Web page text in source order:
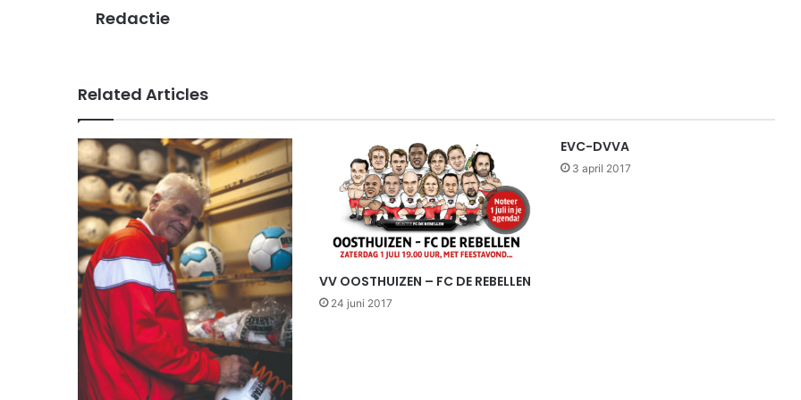
Redactie
Related Articles
VV OOSTHUIZEN – FC DE REBELLEN
24 juni 2017
EVC-DVVA
3 april 2017